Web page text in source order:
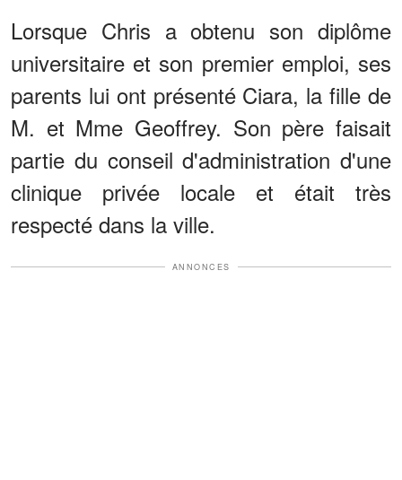
Lorsque Chris a obtenu son diplôme
universitaire et son premier emploi, ses
parents lui ont présenté Ciara, la fille de
M. et Mme Geoffrey. Son père faisait
partie du conseil d'administration d'une
clinique privée locale et était très
respecté dans la ville.
ANNONCES